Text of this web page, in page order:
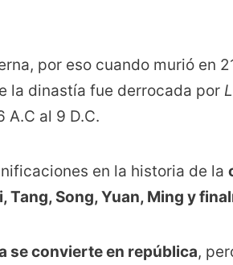
por eso cuando murió en
la dinastía fue derrocada por
A.C al 9 D.C.
en la historia de la
Tang, Song, Yuan, Ming y
se convierte en república,